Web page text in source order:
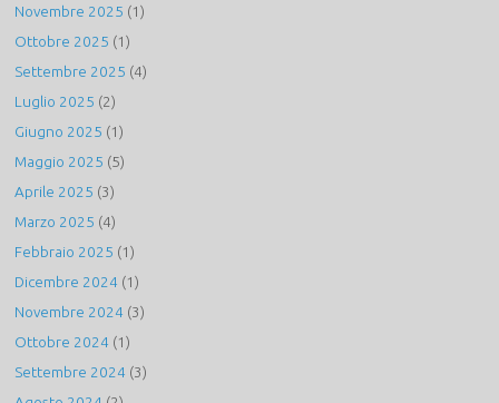
Novembre 2025 (1)
Ottobre 2025 (1)
Settembre 2025 (4)
Luglio 2025 (2)
Giugno 2025 (1)
Maggio 2025 (5)
Aprile 2025 (3)
Marzo 2025 (4)
Febbraio 2025 (1)
Dicembre 2024 (1)
Novembre 2024 (3)
Ottobre 2024 (1)
Settembre 2024 (3)